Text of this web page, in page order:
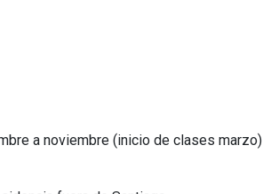
a noviembre (inicio de clases marzo)